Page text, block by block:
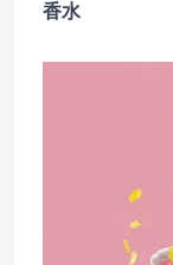
香水